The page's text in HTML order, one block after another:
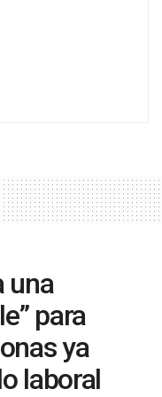
una
para
ya
laboral